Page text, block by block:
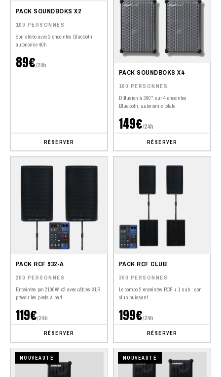
PACK SOUNDBOKS X2
100 PERSONNES
Son stéréo avec 2 enceintes Bluetooth,
autonomie 40h
89€/24h
RÉSERVER
PACK SOUNDBOKS X4
180 PERSONNES
Diffusion à 360° sur 4 enceintes
Bluetooth, autonomie totale
149€/24h
RÉSERVER
PACK RCF 932-A
200 PERSONNES
Enceintes pro 2100W x2 avec câbles XLR,
prévoir les pieds à part
119€/24h
RÉSERVER
PACK RCF CLUB
300 PERSONNES
Le combo 2 enceintes RCF + 1 sub : son
club puissant
199€/24h
RÉSERVER
NOUVEAUTÉ NOUVEAUTÉ